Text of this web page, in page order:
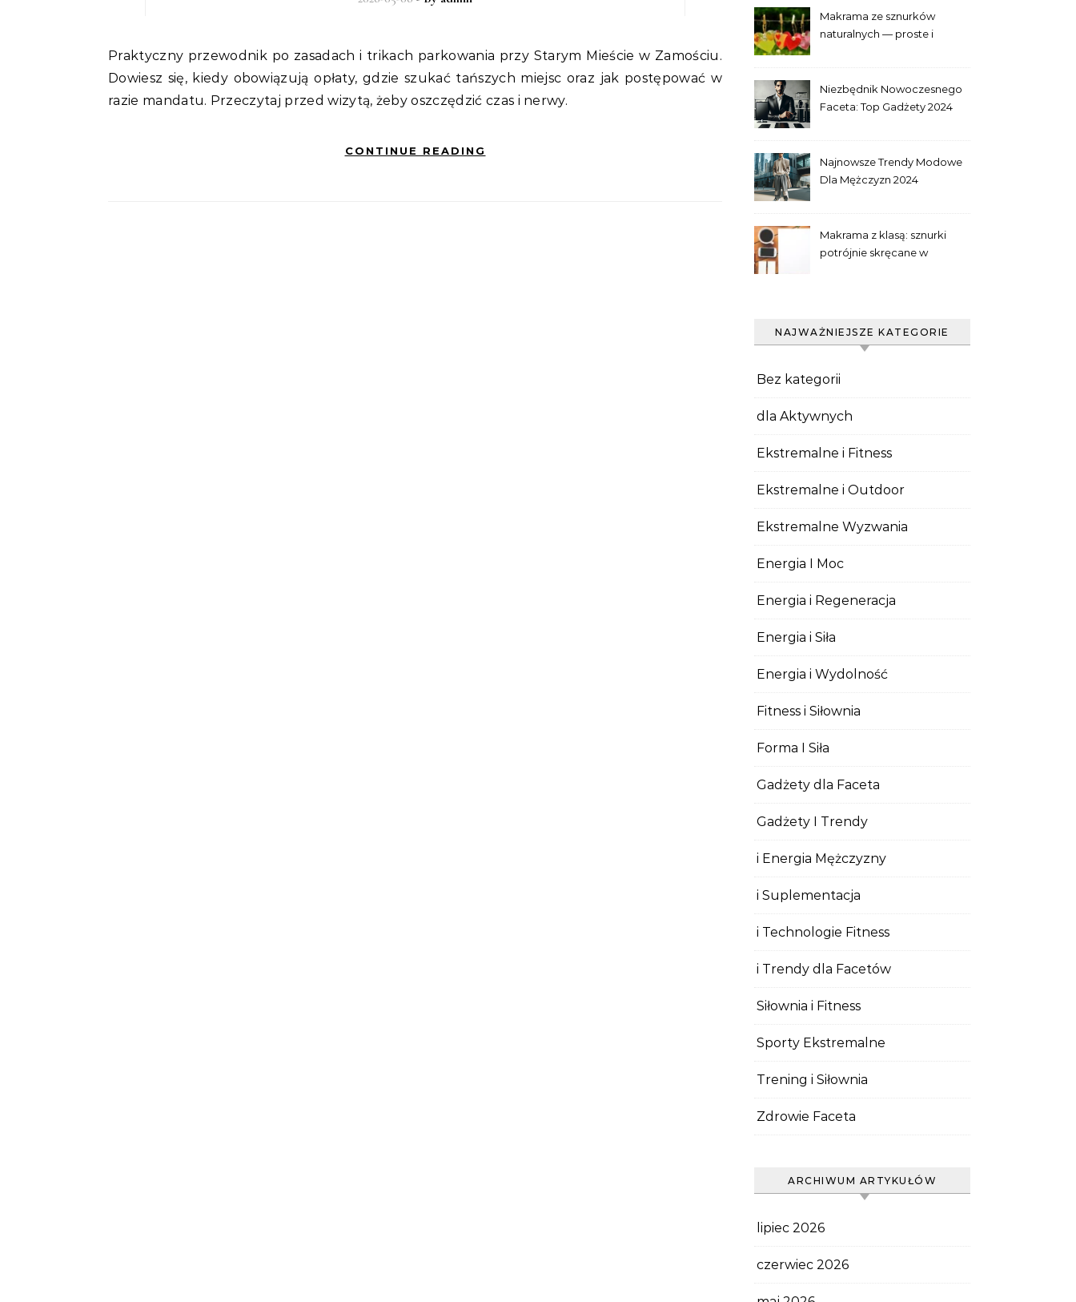
Praktyczny przewodnik po zasadach i trikach parkowania przy Starym Mieście w Zamościu.
Dowiesz się, kiedy obowiązują opłaty, gdzie szukać tańszych miejsc oraz jak postępować w
razie mandatu. Przeczytaj przed wizytą, żeby oszczędzić czas i nerwy.
CONTINUE READING
Makrama ze sznurków
naturalnych — proste i
Niezbędnik Nowoczesnego
Faceta: Top Gadżety 2024
Najnowsze Trendy Modowe
Dla Mężczyzn 2024
Makrama z klasą: sznurki
potrójnie skręcane w
NAJWAŻNIEJSZE KATEGORIE
Bez kategorii
dla Aktywnych
Ekstremalne i Fitness
Ekstremalne i Outdoor
Ekstremalne Wyzwania
Energia I Moc
Energia i Regeneracja
Energia i Siła
Energia i Wydolność
Fitness i Siłownia
Forma I Siła
Gadżety dla Faceta
Gadżety I Trendy
i Energia Mężczyzny
i Suplementacja
i Technologie Fitness
i Trendy dla Facetów
Siłownia i Fitness
Sporty Ekstremalne
Trening i Siłownia
Zdrowie Faceta
ARCHIWUM ARTYKUŁÓW
lipiec 2026
czerwiec 2026